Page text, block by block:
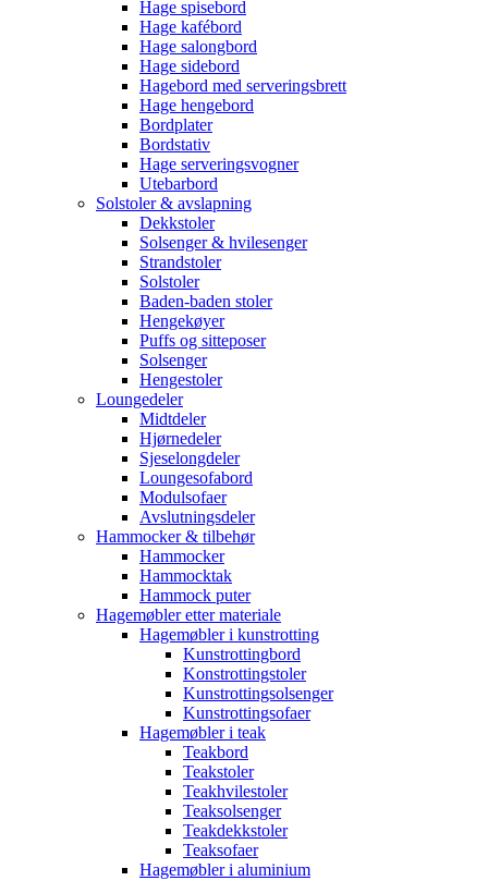
Hage spisebord
Hage kafébord
Hage salongbord
Hage sidebord
Hagebord med serveringsbrett
Hage hengebord
Bordplater
Bordstativ
Hage serveringsvogner
Utebarbord
Solstoler & avslapning
Dekkstoler
Solsenger & hvilesenger
Strandstoler
Solstoler
Baden-baden stoler
Hengekøyer
Puffs og sitteposer
Solsenger
Hengestoler
Loungedeler
Midtdeler
Hjørnedeler
Sjeselongdeler
Loungesofabord
Modulsofaer
Avslutningsdeler
Hammocker & tilbehør
Hammocker
Hammocktak
Hammock puter
Hagemøbler etter materiale
Hagemøbler i kunstrotting
Kunstrottingbord
Konstrottingstoler
Kunstrottingsolsenger
Kunstrottingsofaer
Hagemøbler i teak
Teakbord
Teakstoler
Teakhvilestoler
Teaksolsenger
Teakdekkstoler
Teaksofaer
Hagemøbler i aluminium